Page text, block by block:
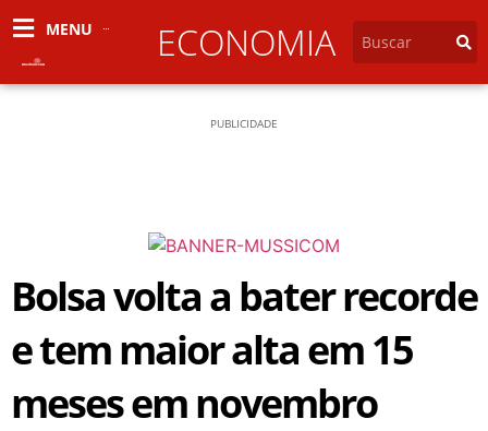
MENU ECONOMIA
PUBLICIDADE
Bolsa volta a bater recorde
e tem maior alta em 15
meses em novembro